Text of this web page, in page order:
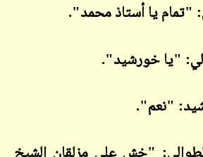
يا أستاذ محمد".
"يا خورشيد".
"نعم".